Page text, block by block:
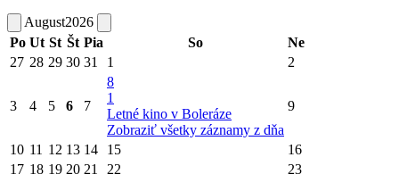
August2026
Po Ut St Št Pia So
Ne
27 28 29 30 31 1 2
3 4 5 6 7
8
1
Letné kino v Boleráze
Zobraziť všetky záznamy z dňa
9
10 11 12 13 14 15
16
17 18 19 20 21 22
23